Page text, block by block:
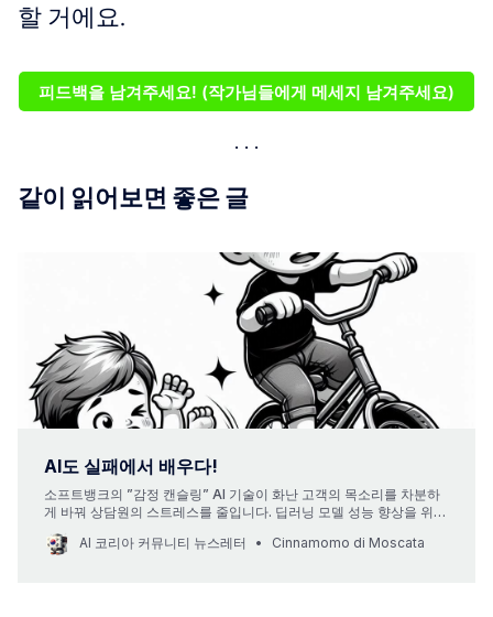
할 거에요.
피드백을 남겨주세요! (작가님들에게 메세지 남겨주세요)
같이 읽어보면 좋은 글
AI도 실패에서 배우다!
소프트뱅크의 ”감정 캔슬링” AI 기술이 화난 고객의 목소리를 차분하
게 바꿔 상담원의 스트레스를 줄입니다. 딥러닝 모델 성능 향상을 위한
BitBLAS와 LEAP 71의 AI 설계 로켓 엔진 등, 자세한 내용은 뉴스레터
에서…AI 코리아 커뮤니티 뉴스레터 Cinnamomo di Moscata